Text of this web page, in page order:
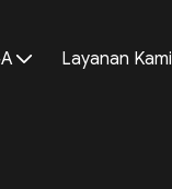
Layanan Kami